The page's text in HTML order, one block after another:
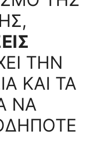
ΤΗΝ
ΚΑΙ ΤΑ
ΝΑ